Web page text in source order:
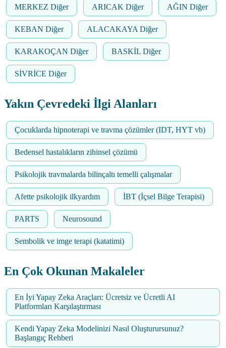
MERKEZ Diğer ARICAK Diğer AĞIN Diğer
KEBAN Diğer ALACAKAYA Diğer
KARAKOÇAN Diğer BASKİL Diğer
SİVRİCE Diğer
Yakın Çevredeki İlgi Alanları
Çocuklarda hipnoterapi ve travma çözümler (IDT, HYT vb)
Bedensel hastalıkların zihinsel çözümü
Psikolojik travmalarda bilinçaltı temelli çalışmalar
Afette psikolojik ilkyardım İBT (İçsel Bilge Terapisi)
PARTS Neurosound
Sembolik ve imge terapi (katatimi)
En Çok Okunan Makaleler
En İyi Yapay Zeka Araçları: Ücretsiz ve Ücretli AI
Platformları Karşılaştırması
Kendi Yapay Zeka Modelinizi Nasıl Oluşturursunuz?
Başlangıç Rehberi